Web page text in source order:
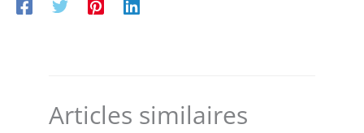
Articles similaires